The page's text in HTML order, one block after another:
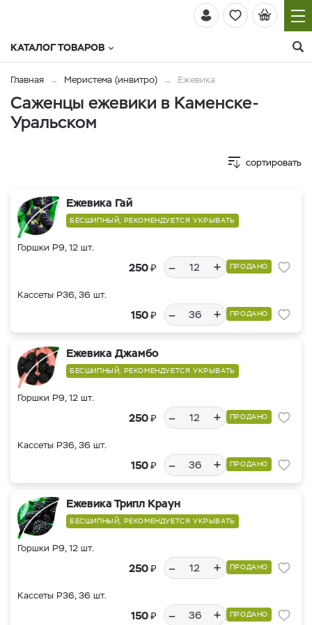
КАТАЛОГ ТОВАРОВ
Главная Меристема (инвитро) Ежевика
Саженцы ежевики в Каменске-
Уральском
сортировать
Ежевика Гай
БЕСШИПНЫЙ, РЕКОМЕНДУЕТСЯ УКРЫВАТЬ
Горшки Р9, 12 шт.
250₽ – + ПРОДАНО
Кассеты Р36, 36 шт.
150₽ – + ПРОДАНО
Ежевика Джамбо
БЕСШИПНЫЙ, РЕКОМЕНДУЕТСЯ УКРЫВАТЬ
Горшки Р9, 12 шт.
250₽ – + ПРОДАНО
Кассеты Р36, 36 шт.
150₽ – + ПРОДАНО
Ежевика Трипл Краун
БЕСШИПНЫЙ, РЕКОМЕНДУЕТСЯ УКРЫВАТЬ
Горшки Р9, 12 шт.
250₽ – + ПРОДАНО
Кассеты Р36, 36 шт.
150₽ – + ПРОДАНО